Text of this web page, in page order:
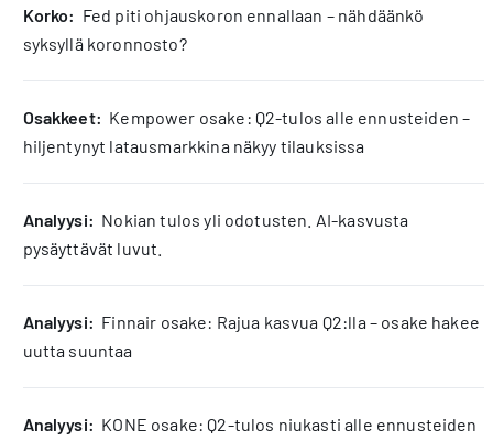
korko: Fed piti ohjauskoron ennallaan – nähdäänkö
syksyllä koronnosto?
osakkeet: Kempower osake: Q2-tulos alle ennusteiden –
hiljentynyt latausmarkkina näkyy tilauksissa
analyysi: Nokian tulos yli odotusten. AI-kasvusta
pysäyttävät luvut.
analyysi: Finnair osake: Rajua kasvua Q2:lla – osake hakee
uutta suuntaa
analyysi: KONE osake: Q2-tulos niukasti alle ennusteiden